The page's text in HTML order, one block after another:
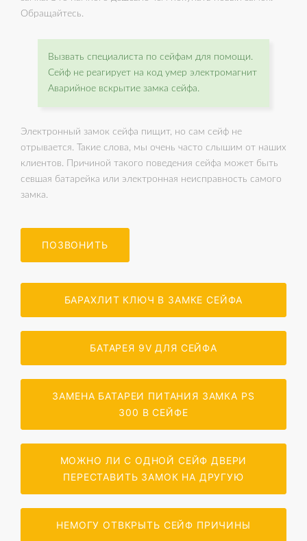
Обращайтесь.
Вызвать специалиста по сейфам для помощи.
Сейф не реагирует на код умер электромагнит
Аварийное вскрытие замка сейфа.
Электронный замок сейфа пищит, но сам сейф не
отрывается. Такие слова, мы очень часто слышим от наших
клиентов. Причиной такого поведения сейфа может быть
севшая батарейка или электронная неисправность самого
замка.
ПОЗВОНИТЬ
БАРАХЛИТ КЛЮЧ В ЗАМКЕ СЕЙФА
БАТАРЕЯ 9V ДЛЯ СЕЙФА
ЗАМЕНА БАТАРЕИ ПИТАНИЯ ЗАМКА PS
300 В СЕЙФЕ
МОЖНО ЛИ С ОДНОЙ СЕЙФ ДВЕРИ
ПЕРЕСТАВИТЬ ЗАМОК НА ДРУГУЮ
НЕМОГУ ОТВКРЫТЬ СЕЙФ ПРИЧИНЫ